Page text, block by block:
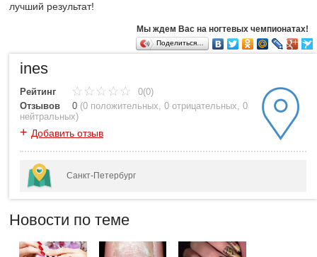
лучший результат!
Мы ждем Вас на ногтевых чемпионатах!
Поделиться…
ines
Рейтинг
0(0)
Отзывов
0 (0 положительных, 0 отрицательных, 0
нейтральных)
+ Добавить отзыв
Санкт-Петербург
Новости по теме